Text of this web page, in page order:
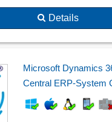
Details
Microsoft Dynamics
Central ERP-System